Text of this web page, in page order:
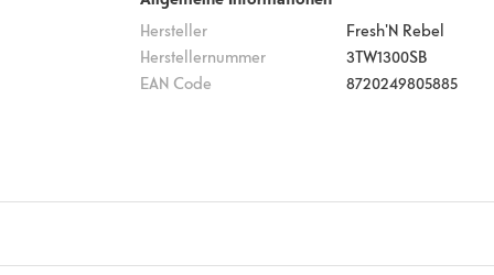
Hersteller
Fresh'N Rebel
Herstellernummer
3TW1300SB
EAN Code
8720249805885
Ladebox, Ladekabel (USB auf USB-C), Weiche Silikon-